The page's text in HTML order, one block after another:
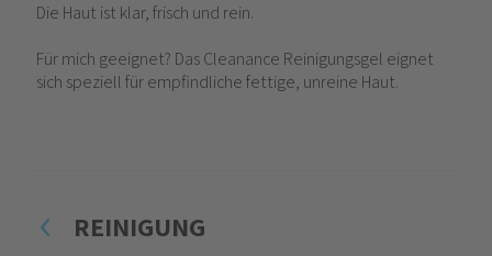
Die Haut ist klar, frisch und rein.
Für mich geeignet? Das Cleanance Reinigungsgel eignet
sich speziell für empfindliche fettige, unreine Haut.
REINIGUNG